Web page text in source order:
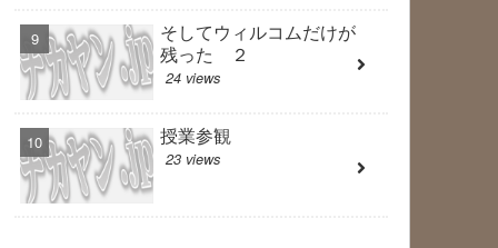
そしてウィルコムだけが
残った ２
24 views
授業参観
23 views